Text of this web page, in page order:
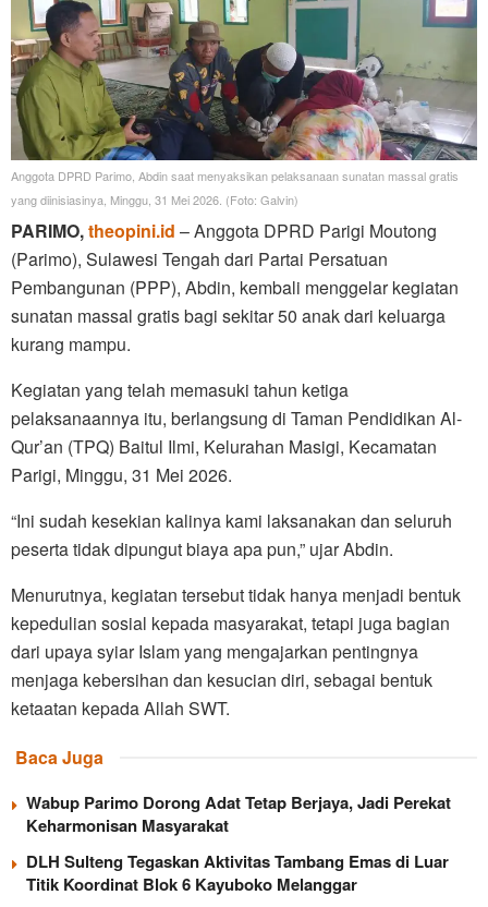
Anggota DPRD Parimo, Abdin saat menyaksikan pelaksanaan sunatan massal gratis
yang diinisiasinya, Minggu, 31 Mei 2026. (Foto: Galvin)
PARIMO,theopini.id – Anggota DPRD Parigi Moutong
(Parimo), Sulawesi Tengah dari Partai Persatuan
Pembangunan (PPP), Abdin, kembali menggelar kegiatan
sunatan massal gratis bagi sekitar 50 anak dari keluarga
kurang mampu.
Kegiatan yang telah memasuki tahun ketiga
pelaksanaannya itu, berlangsung di Taman Pendidikan Al-
Qur’an (TPQ) Baitul Ilmi, Kelurahan Masigi, Kecamatan
Parigi, Minggu, 31 Mei 2026.
“Ini sudah kesekian kalinya kami laksanakan dan seluruh
peserta tidak dipungut biaya apa pun,” ujar Abdin.
Menurutnya, kegiatan tersebut tidak hanya menjadi bentuk
kepedulian sosial kepada masyarakat, tetapi juga bagian
dari upaya syiar Islam yang mengajarkan pentingnya
menjaga kebersihan dan kesucian diri, sebagai bentuk
ketaatan kepada Allah SWT.
Baca Juga
Wabup Parimo Dorong Adat Tetap Berjaya, Jadi Perekat
Keharmonisan Masyarakat
DLH Sulteng Tegaskan Aktivitas Tambang Emas di Luar
Titik Koordinat Blok 6 Kayuboko Melanggar